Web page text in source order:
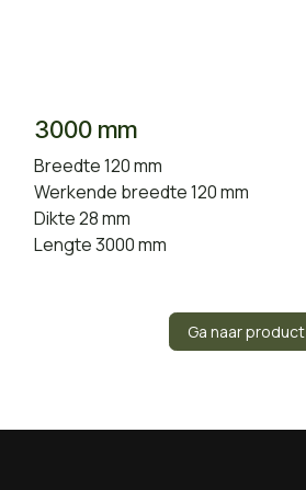
3000 mm
Breedte 120 mm
Werkende breedte 120 mm
Dikte 28 mm
Lengte 3000 mm
Ga naar product